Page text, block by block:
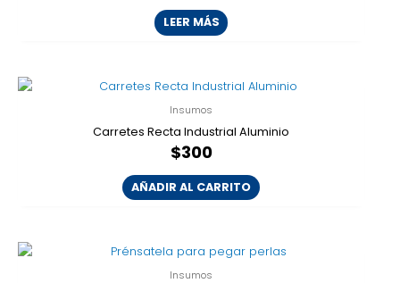
LEER MÁS
Insumos
Carretes Recta Industrial Aluminio
$300
AÑADIR AL CARRITO
Insumos